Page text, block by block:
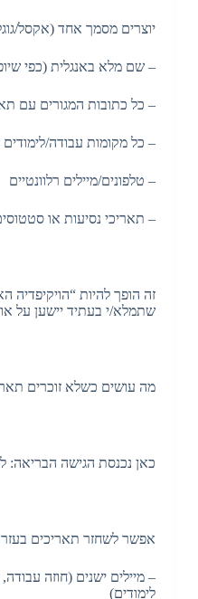
יוצרים מסמך אחד (אקסל/
– שם מלא באנגלית (כפי
– כל כתובות המגורים עם
– כל מקומות עבודה/
– טלפונים/מיילים רלוונטיים
– תאריכי נסיעות או
זה הופך להיות “הויקיפדיה
שתמלא/י בעתיד יישען על
מה עושים כשלא זוכרים
כאן נכנסת הגישה הבריאה:
אפשר לשחזר תאריכים
– מיילים ישנים (חוזה
לימודים)